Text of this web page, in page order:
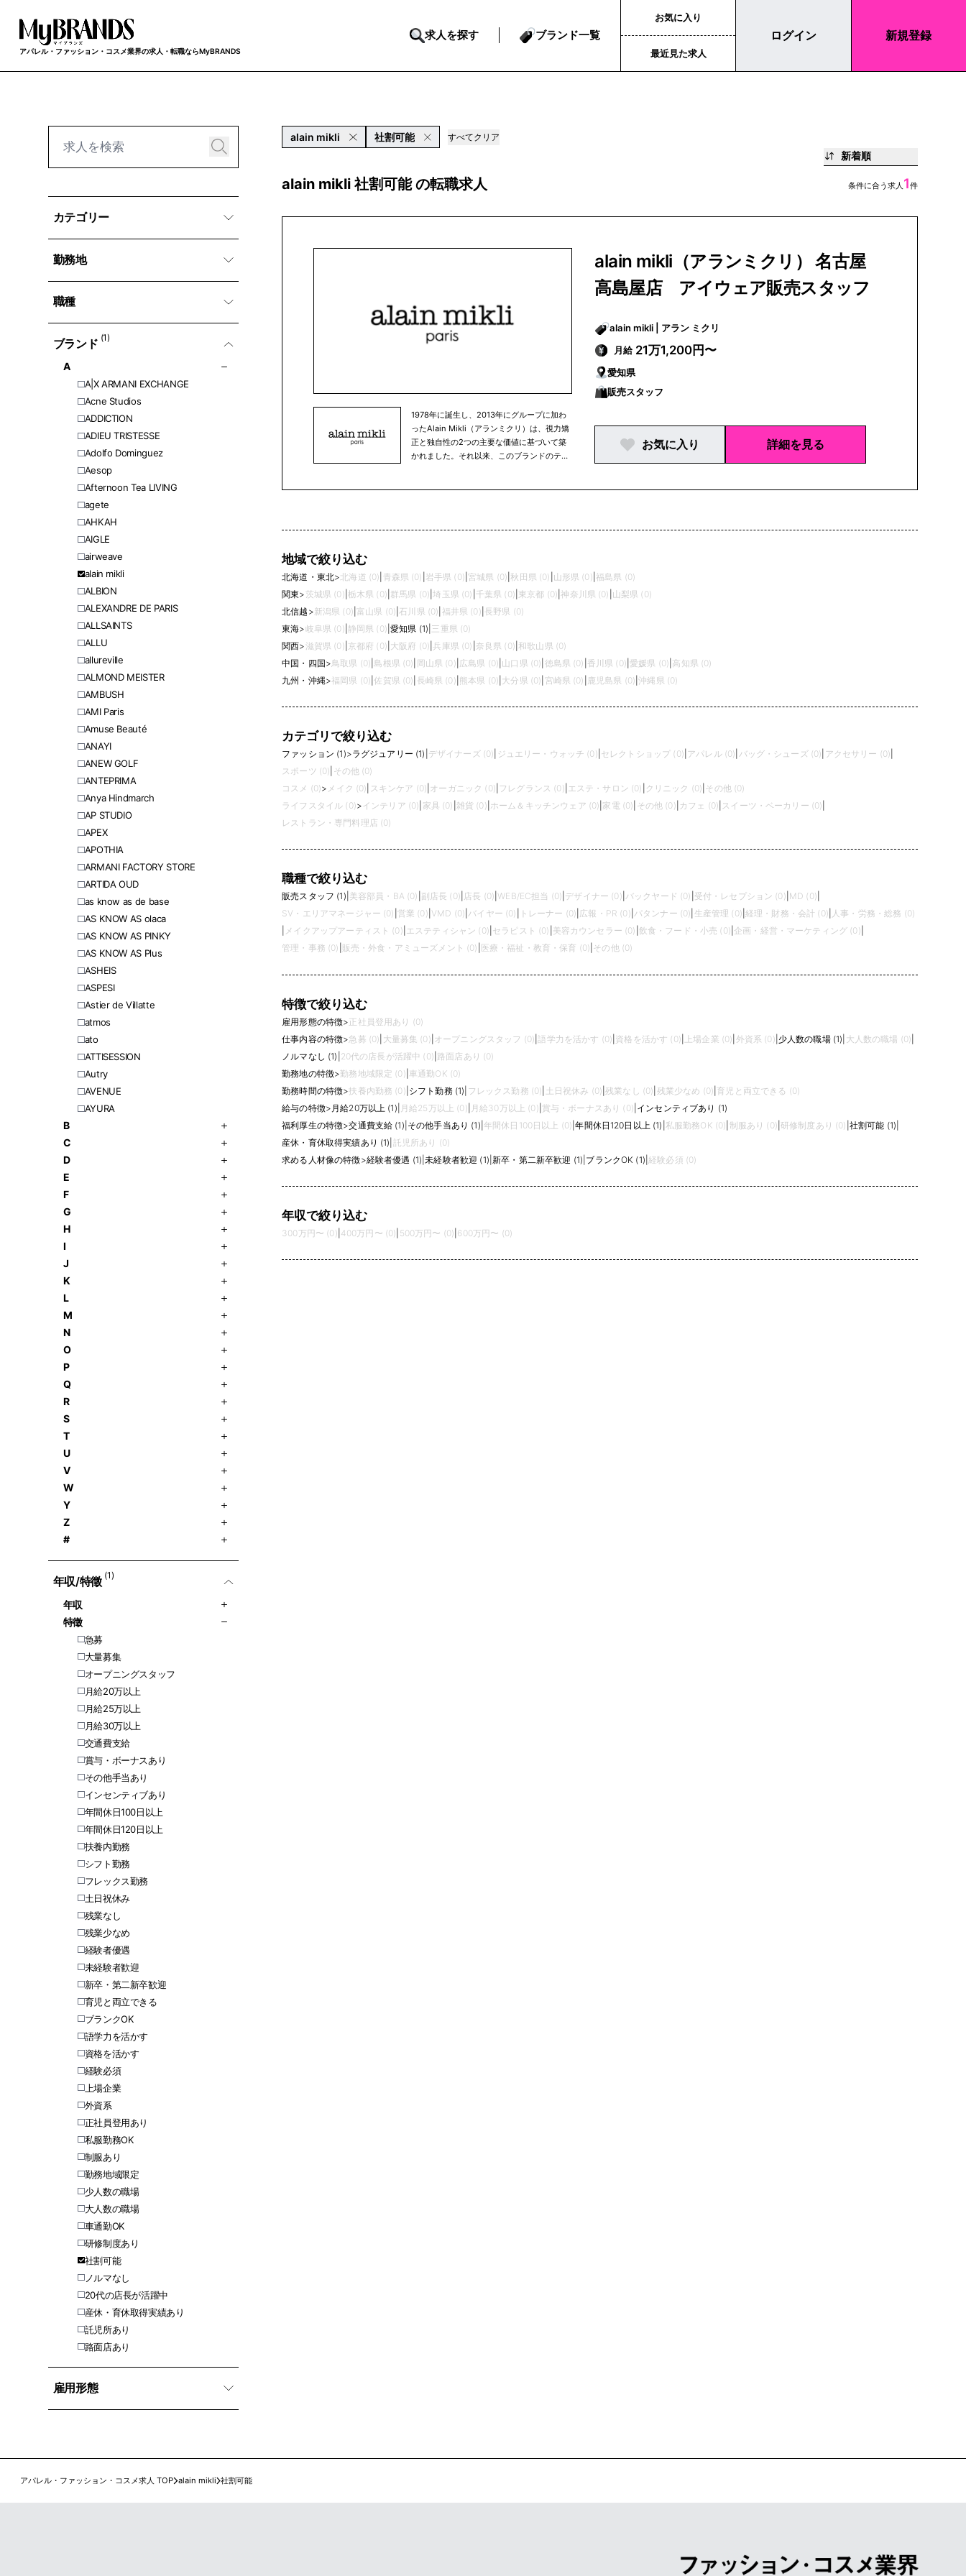
アパレル・ファッション・コスメ業界の求人・転職ならMyBRANDS
求人を探す ブランド一覧
お気に入り
最近見た求人
ログイン 新規登録
カテゴリー
勤務地
職種
ブランド (1)
A
A|X ARMANI EXCHANGE
Acne Studios
ADDICTION
ADIEU TRISTESSE
Adolfo Dominguez
Aesop
Afternoon Tea LIVING
agete
AHKAH
AIGLE
airweave
alain mikli
ALBION
ALEXANDRE DE PARIS
ALLSAINTS
ALLU
allureville
ALMOND MEISTER
AMBUSH
AMI Paris
Amuse Beauté
ANAYI
ANEW GOLF
ANTEPRIMA
Anya Hindmarch
AP STUDIO
APEX
APOTHIA
ARMANI FACTORY STORE
ARTIDA OUD
as know as de base
AS KNOW AS olaca
AS KNOW AS PINKY
AS KNOW AS Plus
ASHEIS
ASPESI
Astier de Villatte
atmos
ato
ATTISESSION
Autry
AVENUE
AYURA
B
C
D
E
F
G
H
I
J
K
L
M
N
O
P
Q
R
S
T
U
V
W
Y
Z
#
年収/特徵 (1)
年収
特徵
急募
大量募集
オープニングスタッフ
月給20万以上
月給25万以上
月給30万以上
交通費支給
賞与・ボーナスあり
その他手当あり
インセンティブあり
年間休日100日以上
年間休日120日以上
扶養内勤務
シフト勤務
フレックス勤務
土日祝休み
残業なし
残業少なめ
経験者優遇
未経験者歓迎
新卒・第二新卒歓迎
育児と両立できる
ブランクOK
語学力を活かす
資格を活かす
経験必須
上場企業
外資系
正社員登用あり
私服勤務OK
制服あり
勤務地域限定
少人数の職場
大人数の職場
車通勤OK
研修制度あり
社割可能
ノルマなし
20代の店長が活躍中
産休・育休取得実績あり
託児所あり
路面店あり
雇用形態
alain mikli 社割可能 すべてクリア
新着順
alain mikli 社割可能 の転職求人 条件に合う求人 1件
1978年に誕生し、2013年にグループに加わ
ったAlain Mikli（アランミクリ）は、視力矯
正と独自性の2つの主要な価値に基づいて築
かれました。それ以来、このブランドのテー
alain mikli（アランミクリ） 名古屋
高島屋店 アイウェア販売スタッフ
alain mikli | アラン ミクリ
月給 21万1,200円〜
愛知県
販売スタッフ
お気に入り 詳細を見る
地域で絞り込む
北海道・東北> 北海道 (0) 青森県 (0) 岩手県 (0) |宮城県 (0) |秋田県 (0) 山形県 (0) 福島県 (0)
関東> 茨城県 (0) 栃木県 (0) 群馬県 (0) |埼玉県 (0) 千葉県 (0) 東京都 (0) |神奈川県 (0) 山梨県 (0)
北信越 >新潟県 (0) |富山県 (0) 石川県 (0) 福井県 (0) 長野県 (0)
東海>岐阜県 (0) 静岡県 (0) |愛知県 (1) 三重県 (0)
関西>滋賀県 (0) 京都府 (0) 大阪府 (0) |兵庫県 (0) 奈良県 (0) |和歌山県 (0)
中国・四国>鳥取県 (0) |島根県 (0) 岡山県 (0) 広島県 (0) 山口県 (0) 徳島県 (0) 香川県 (0) |愛媛県 (0) 高知県 (0)
九州・沖縄>福岡県 (0) |佐賀県 (0) 長崎県 (0) 熊本県 (0) 大分県 (0) 宮崎県 (0) 鹿児島県 (0) |沖縄県 (0)
カテゴリで絞り込む
ファッション (1)>ラグジュアリー (1) デザイナーズ (0) ジュエリー・ウォッチ (0) セレクトショップ (0) アパレル (0) バッグ・シューズ (0) アクセサリー (0)
スポーツ (0) その他 (0)
コスメ (0)> メイク (0) スキンケア (0) オーガニック (0) フレグランス (0) エステ・サロン (0) クリニック (0) その他 (0)
ライフスタイル (0)> インテリア (0) 家具 (0) 雑貨 (0) ホーム＆キッチンウェア (0) 家電 (0) その他 (0) カフェ (0) スイーツ・ベーカリー (0)
レストラン・専門料理店 (0)
職種で絞り込む
販売スタッフ (1) 美容部員・BA (0) 副店長 (0) 店長 (0) WEB/EC担当 (0) デザイナー (0) バックヤード (0) 受付・レセプション (0) MD (0)
SV・エリアマネージャー (0) 営業 (0) VMD (0) |バイヤー (0) トレーナー (0) 広報・PR (0) パタンナー (0) 生産管理 (0) |経理・財務・会計 (0) 人事・労務・総務 (0)
メイクアップアーティスト (0) エステティシャン (0) セラピスト (0) 美容カウンセラー (0) 飲食・フード・小売 (0) 企画・経営・マーケティング (0)
管理・事務 (0) 販売・外食・アミューズメント (0) 医療・福祉・教育・保育 (0) その他 (0)
特徴で絞り込む
雇用形態の特徴>正社員登用あり (0)
仕事内容の特徴>急募 (0) 大量募集 (0) オープニングスタッフ (0) |語学力を活かす (0) 資格を活かす (0) 上場企業 (0) 外資系 (0) 少人数の職場 (1) 大人数の職場 (0)
ノルマなし (1) 20代の店長が活躍中 (0) 路面店あり (0)
勤務地の特徴>勤務地域限定 (0) 車通勤OK (0)
勤務時間の特徴>扶養内勤務 (0) シフト勤務 (1) フレックス勤務 (0) 土日祝休み (0) |残業なし (0) 残業少なめ (0) 育児と両立できる (0)
給与の特徴> 月給20万以上 (1) 月給25万以上 (0) 月給30万以上 (0) 賞与・ボーナスあり (0) インセンティブあり (1)
福利厚生の特徴>交通費支給 (1) その他手当あり (1) 年間休日100日以上 (0) |年間休日120日以上 (1) 私服勤務OK (0) 制服あり (0) 研修制度あり (0) 社割可能 (1)
産休・育休取得実績あり (1) 託児所あり (0)
求める人材像の特徴>経験者優遇 (1) |未経験者歓迎 (1) |新卒・第二新卒歓迎 (1) ブランクOK (1) |経験必須 (0)
年収で絞り込む
300万円〜 (0) 400万円〜 (0) 500万円〜 (0) 600万円〜 (0)
アパレル・ファッション・コスメ求人 TOP alain mikli 社割可能